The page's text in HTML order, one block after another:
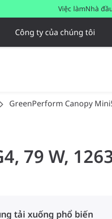
Việc làmNhà
Công ty của chúng tôi
GreenPerform Canopy
79 W,
tải xuống phổ biến